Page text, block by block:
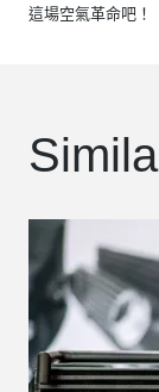
這場空氣革命吧！